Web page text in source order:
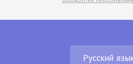
Русский